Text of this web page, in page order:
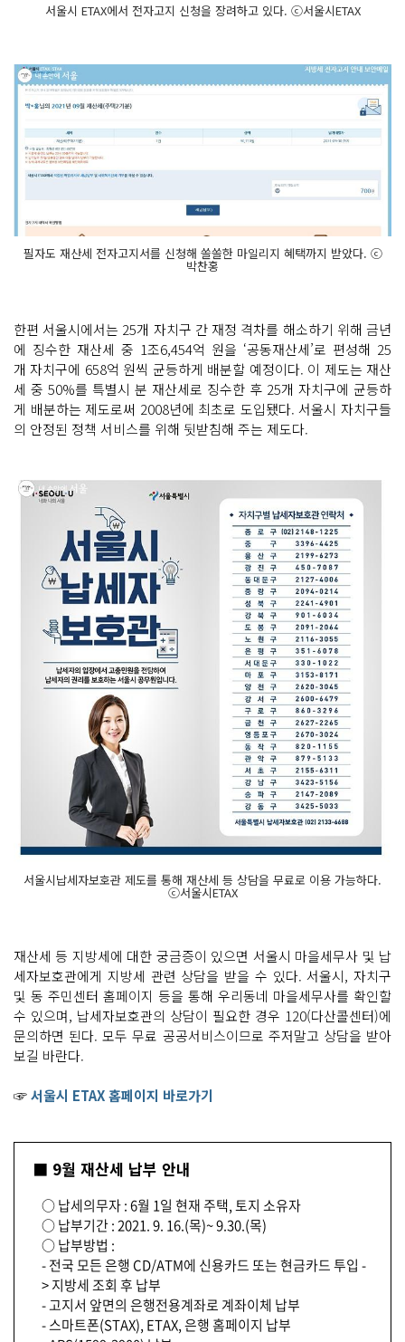
서울시 ETAX에서 전자고지 신청을 장려하고 있다. ⓒ서울시ETAX
필자도 재산세 전자고지서를 신청해 쏠쏠한 마일리지 혜택까지 받았다. ⓒ
박찬홍
한편 서울시에서는 25개 자치구 간 재정 격차를 해소하기 위해 금년
에 징수한 재산세 중 1조6,454억 원을 ‘공동재산세’로 편성해 25
개 자치구에 658억 원씩 균등하게 배분할 예정이다. 이 제도는 재산
세 중 50%를 특별시 분 재산세로 징수한 후 25개 자치구에 균등하
게 배분하는 제도로써 2008년에 최초로 도입됐다. 서울시 자치구들
의 안정된 정책 서비스를 위해 뒷받침해 주는 제도다.
서울시납세자보호관 제도를 통해 재산세 등 상담을 무료로 이용 가능하다.
ⓒ서울시ETAX
재산세 등 지방세에 대한 궁금증이 있으면 서울시 마을세무사 및 납
세자보호관에게 지방세 관련 상담을 받을 수 있다. 서울시, 자치구
및 동 주민센터 홈페이지 등을 통해 우리동네 마을세무사를 확인할
수 있으며, 납세자보호관의 상담이 필요한 경우 120(다산콜센터)에
문의하면 된다. 모두 무료 공공서비스이므로 주저말고 상담을 받아
보길 바란다.
☞서울시 ETAX 홈페이지 바로가기
■ 9월 재산세 납부 안내
○ 납세의무자 : 6월 1일 현재 주택, 토지 소유자
○ 납부기간 : 2021. 9. 16.(목)~ 9.30.(목)
○ 납부방법 :
- 전국 모든 은행 CD/ATM에 신용카드 또는 현금카드 투입 -
> 지방세 조회 후 납부
- 고지서 앞면의 은행전용계좌로 계좌이체 납부
- 스마트폰(STAX), ETAX, 은행 홈페이지 납부